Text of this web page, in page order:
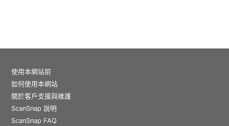
使用本網站前
如何使用本網站
關於客戶支援與維護
ScanSnap 說明
ScanSnap FAQ